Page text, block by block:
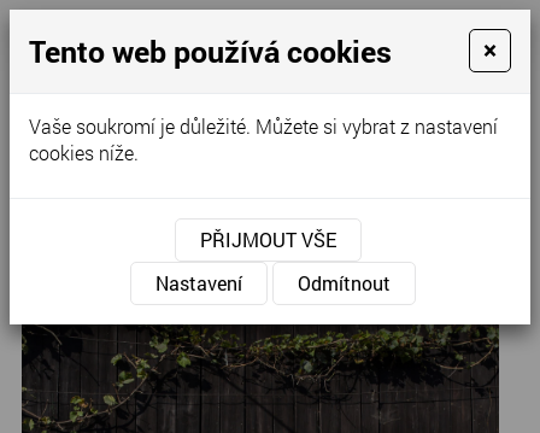
Kontaktujte nás
Svatební šaty»Svatební šaty
RYB-12
Tento web používá cookies ×
Vaše soukromí je důležité. Můžete si vybrat z nastavení
cookies níže.
PŘIJMOUT VŠE
Nastavení
Odmítnout